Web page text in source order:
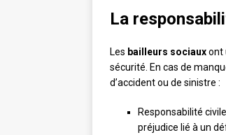
La
Les bailleurs sociauxont
sécurité. En cas de
d’accident ou de sinistre :
Responsabilité
préjudice lié à un